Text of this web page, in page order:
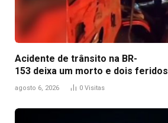
Acidente de trânsito na BR-
153 deixa um morto e dois feridos
agosto 6, 2026 0 Visitas